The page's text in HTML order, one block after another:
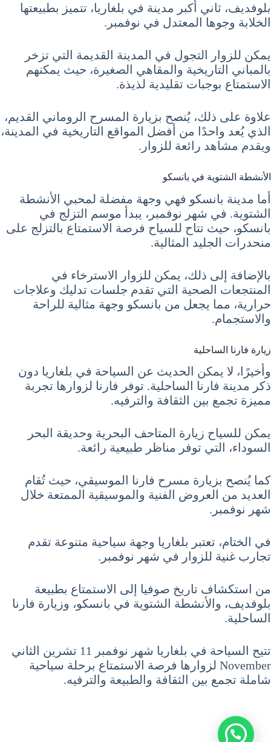
بلوفديف، ثاني أكبر مدينة في بلغاريا، تتميز بطبيعتها
الخلابة وجوها المعتدل في نوفمبر.
يمكن للزوار التجول في المدينة القديمة التي تزخر
بالمباني التاريخية والمقاهي الصغيرة، حيث يمكنهم
الاستمتاع بوجبات تقليدية لذيذة.
علاوة على ذلك، يُنصح بزيارة المسرح الروماني القديم،
الذي يُعد واحدًا من أفضل المواقع التاريخية في المدينة،
ويقدم مشاهد رائعة للزوار.
الأنشطة الشتوية في بانسكو
أما مدينة بانسكو فهي وجهة مفضلة لمحبي الأنشطة
الشتوية. في شهر نوفمبر، يبدأ موسم التزلج في
بانسكو، حيث تتاح للسياح فرصة الاستمتاع بالتزلج على
منحدرات الجليد المثالية.
بالإضافة إلى ذلك، يمكن للزوار الاسترخاء في
المنتجعات الصحية التي تقدم جلسات تدليك وعلاجات
حرارية، مما يجعل من بانسكو وجهة مثالية للراحة
والاستجمام.
زيارة فارنا الساحلية
وأخيرًا، لا يمكن الحديث عن السياحة في بلغاريا دون
ذكر مدينة فارنا الساحلية. توفر فارنا لزوارها تجربة
مميزة تجمع بين الثقافة والترفيه.
يمكن للسياح زيارة المتاحف البحرية وحديقة البحر
السوداء، التي توفر مناظر طبيعية رائعة.
كما يُنصح بزيارة مسرح فارنا الموسيقي، حيث تُقام
العديد من العروض الفنية والموسيقية الممتعة خلال
شهر نوفمبر.
في الختام، تعتبر بلغاريا وجهة سياحية متنوعة تقدم
تجارب غنية للزوار في شهر نوفمبر.
من استكشاف تاريخ صوفيا إلى الاستمتاع بطبيعة
بلوفديف، والأنشطة الشتوية في بانسكو، وزيارة فارنا
الساحلية.
تتيح السياحة في بلغاريا شهر نوفمبر 11 تشرين الثاني
November لزوارها فرصة الاستمتاع برحلة سياحية
شاملة تجمع بين الثقافة والطبيعة والترفيه.